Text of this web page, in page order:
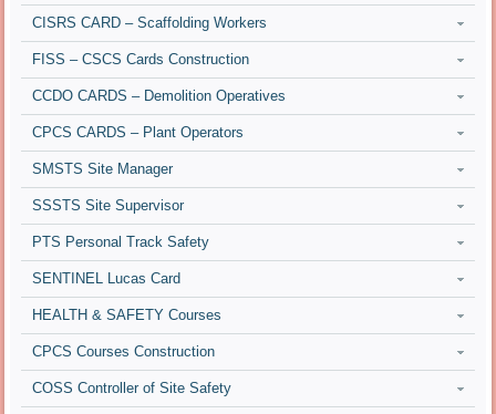
CISRS CARD – Scaffolding Workers
FISS – CSCS Cards Construction
CCDO CARDS – Demolition Operatives
CPCS CARDS – Plant Operators
SMSTS Site Manager
SSSTS Site Supervisor
PTS Personal Track Safety
SENTINEL Lucas Card
HEALTH & SAFETY Courses
CPCS Courses Construction
COSS Controller of Site Safety